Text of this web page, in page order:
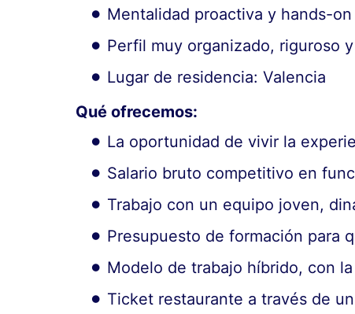
Mentalidad proactiva y hands-on
Perfil muy organizado, riguroso
Lugar de residencia: Valencia
Qué ofrecemos:
La oportunidad de vivir la
Salario bruto competitivo en
Trabajo con un equipo joven,
Presupuesto de formación para
Modelo de trabajo híbrido, con
Ticket restaurante a través de